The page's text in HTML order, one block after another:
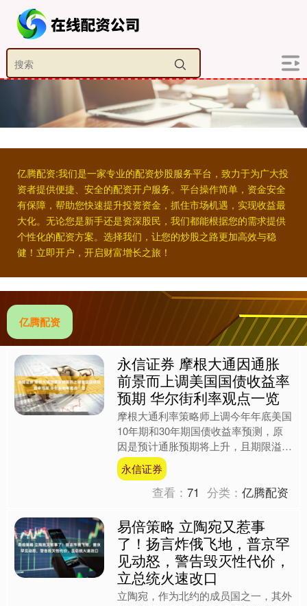
亿腾配资:我们是一家专业的配资炒股服务平台，致力于为广大投
资者提供便捷、安全的配资开户服务。平台操作简单，资金安全
有保障，帮助您快速提升投资资金，抓住市场机遇，实现收益最
大化。无论您是新手还是资深股民，我们都能根据您的需求提供
个性化的配资方案。选择我们，让您的炒股之路更加高效与稳
健！立即开户，开启财富增长之旅！
亿腾配资
永信证券 摩根大通因通胀
前景而上调美国国债收益率
预期 华尔街利率观点一览
摩根大通利率策略师上调今年年底美国
10年期和30年期国债收益率预测，原
因是预计通胀预期将上升，且期限溢价
可能扩大。 这一调整在上周美联储决
定不加息以及主席凯文·....
永信证券
查看：71 分类：亿腾配资
易倍策略 立陶宛又惹事
了！扬言炸俄飞地，普京罕
见动怒，警告毁灭性代价，
立总统火速改口
立陶宛，作为北约的成员国之一，其外